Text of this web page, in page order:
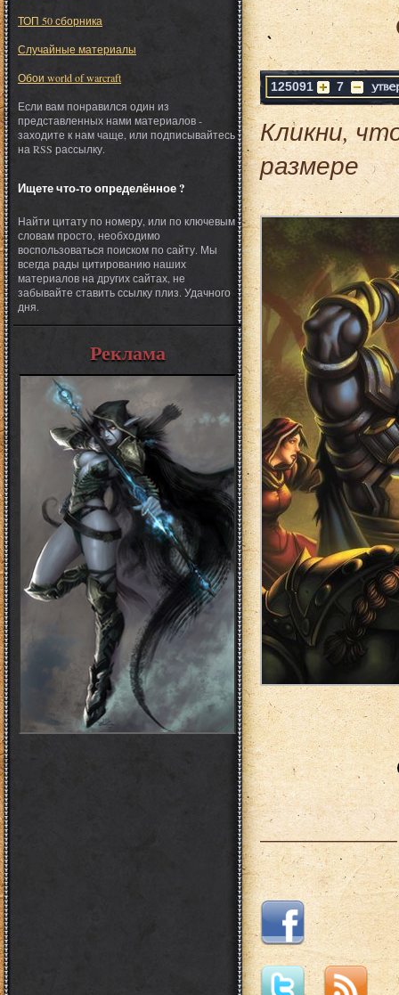
ТОП 50 сборника
Случайные материалы
Обои world of warcraft
Если вам понравился один из
представленных нами материалов -
заходите к нам чаще, или подписывайтесь
на RSS рассылку.
Ищете что-то определённое ?
Найти цитату по номеру, или по ключевым
словам просто, необходимо
воспользоваться поиском по сайту. Мы
всегда рады цитированию наших
материалов на других сайтах, не
забывайте ставить ссылку плиз. Удачного
дня.
Реклама
125091 7
Кликни,
размере
___________